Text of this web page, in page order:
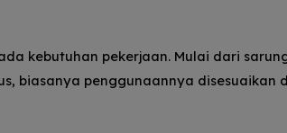
kebutuhan pekerjaan. Mulai dari
biasanya penggunaannya disesuaikan